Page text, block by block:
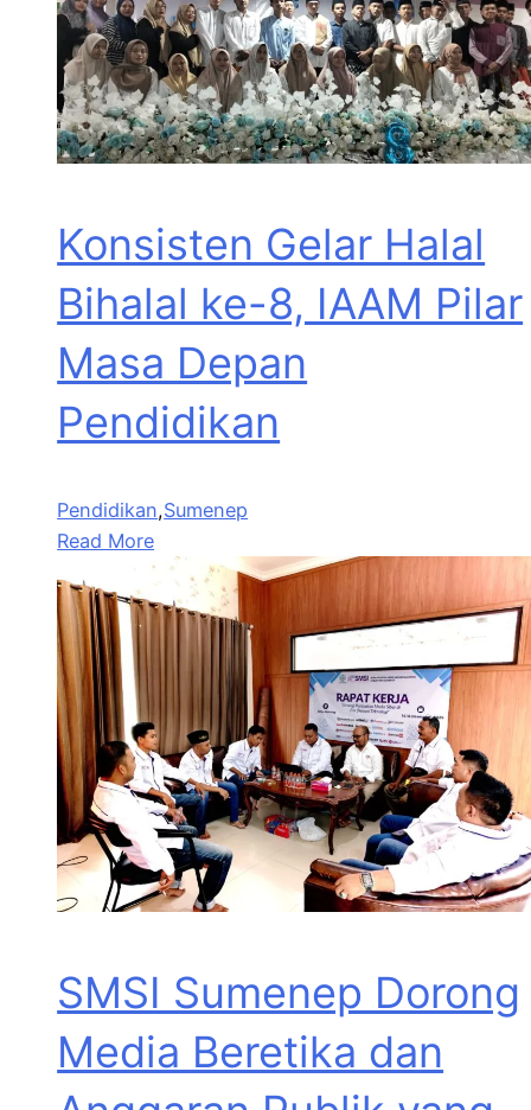
Konsisten Gelar Halal
Bihalal ke-8, IAAM Pilar
Masa Depan
Pendidikan
Pendidikan,Sumenep
Read More
SMSI Sumenep Dorong
Media Beretika dan